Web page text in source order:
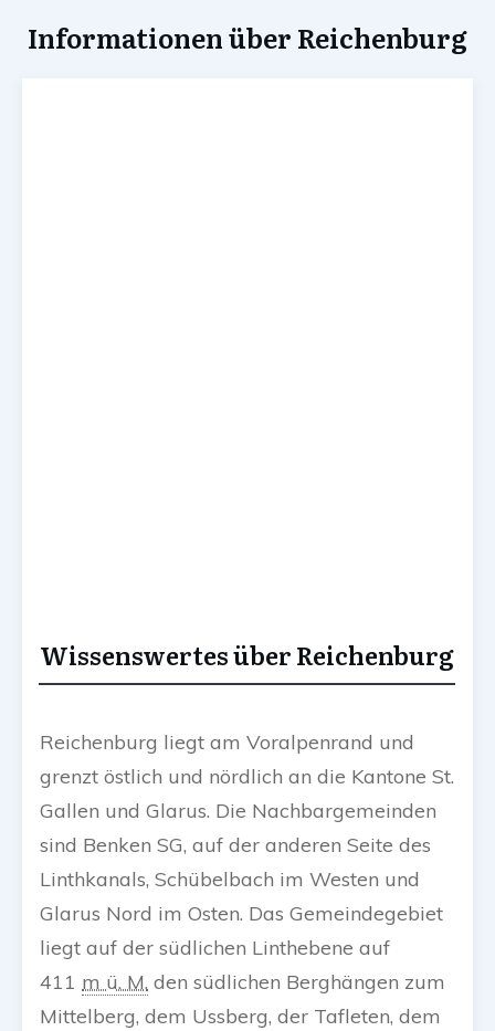
Informationen über Reichenburg
Wissenswertes über Reichenburg
Reichenburg liegt am Voralpenrand und
grenzt östlich und nördlich an die Kantone St.
Gallen und Glarus. Die Nachbargemeinden
sind Benken SG, auf der anderen Seite des
Linthkanals, Schübelbach im Westen und
Glarus Nord im Osten. Das Gemeindegebiet
liegt auf der südlichen Linthebene auf
411 m ü. M. den südlichen Berghängen zum
Mittelberg, dem Ussberg, der Tafleten, dem